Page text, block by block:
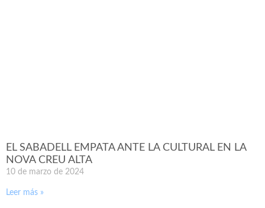
EL SABADELL EMPATA ANTE LA CULTURAL EN LA
NOVA CREU ALTA
10 de marzo de 2024
Leer más »